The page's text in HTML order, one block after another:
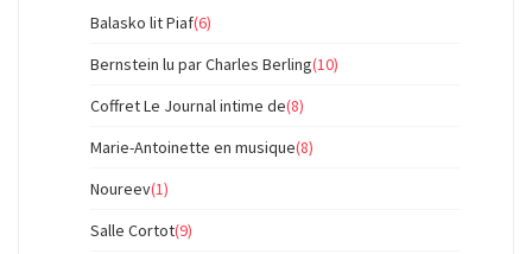
Balasko lit Piaf(6)
Bernstein lu par Charles Berling(10)
Coffret Le Journal intime de(8)
Marie-Antoinette en musique(8)
Noureev(1)
Salle Cortot(9)